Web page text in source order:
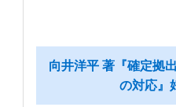
向井洋平 著『確定拠
の対応』